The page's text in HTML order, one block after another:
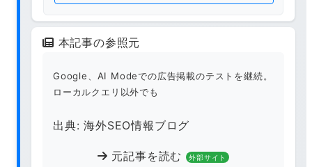
本記事の参照元
Google、AI Modeでの広告掲載のテストを継続。
ローカルクエリ以外でも
出典: 海外SEO情報ブログ
元記事を読む 外部サイト